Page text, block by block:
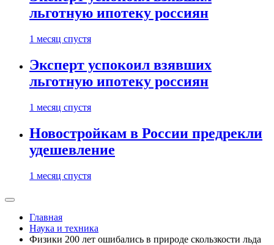
льготную ипотеку россиян
1 месяц спустя
Эксперт успокоил взявших
льготную ипотеку россиян
1 месяц спустя
Новостройкам в России предрекли
удешевление
1 месяц спустя
Главная
Наука и техника
Физики 200 лет ошибались в природе скользкости льда